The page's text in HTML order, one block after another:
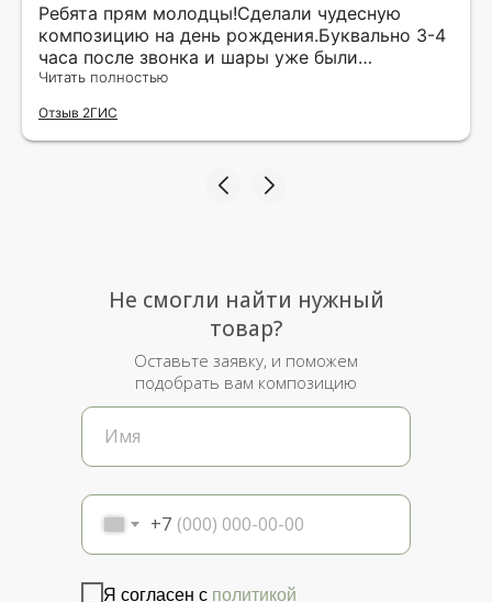
Ребята прям молодцы!Сделали чудесную
композицию на день рождения.Буквально 3-4
часа после звонка и шары уже были
доставлены мне по адресу.Качество
рада.
Читать полностью
Отзыв 2ГИС
+7
Я согласен с политикой
Не смогли найти нужный
товар?
Оставьте заявку, и поможем
подобрать вам композицию